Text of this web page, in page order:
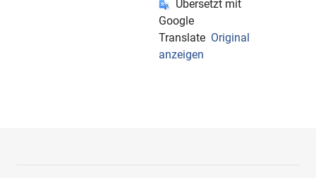
Übersetzt mit
Google
Translate Original
anzeigen